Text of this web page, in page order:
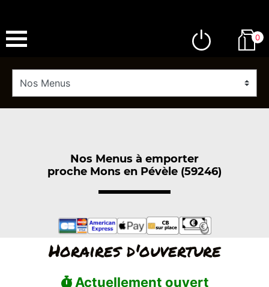
0
Nos Menus à emporter
proche Mons en Pévèle (59246)
Horaires d'ouverture
Actuellement ouvert